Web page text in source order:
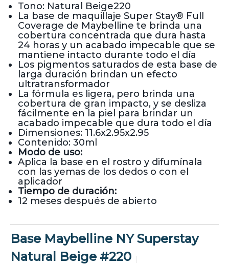
Tono: Natural Beige220
La base de maquillaje Super Stay® Full
Coverage de Maybelline te brinda una
cobertura concentrada que dura hasta
24 horas y un acabado impecable que se
mantiene intacto durante todo el día
Los pigmentos saturados de esta base de
larga duración brindan un efecto
ultratransformador
La fórmula es ligera, pero brinda una
cobertura de gran impacto, y se desliza
fácilmente en la piel para brindar un
acabado impecable que dura todo el día
Dimensiones: 11.6x2.95x2.95
Contenido: 30ml
Modo de uso:
Aplica la base en el rostro y difumínala
con las yemas de los dedos o con el
aplicador
Tiempo de duración:
12 meses después de abierto
Base Maybelline NY Superstay
Natural Beige #220